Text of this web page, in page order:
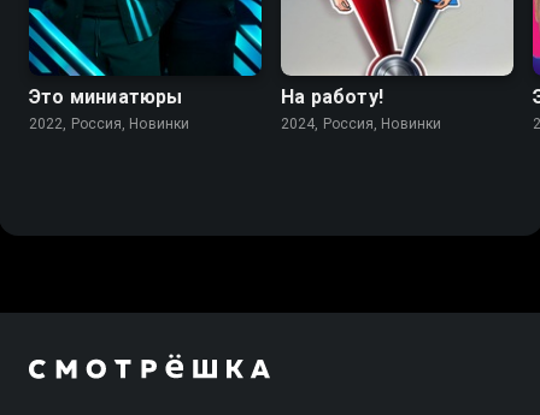
Это миниатюры
2022, Россия, Новинки
На работу!
2024, Россия, Новинки